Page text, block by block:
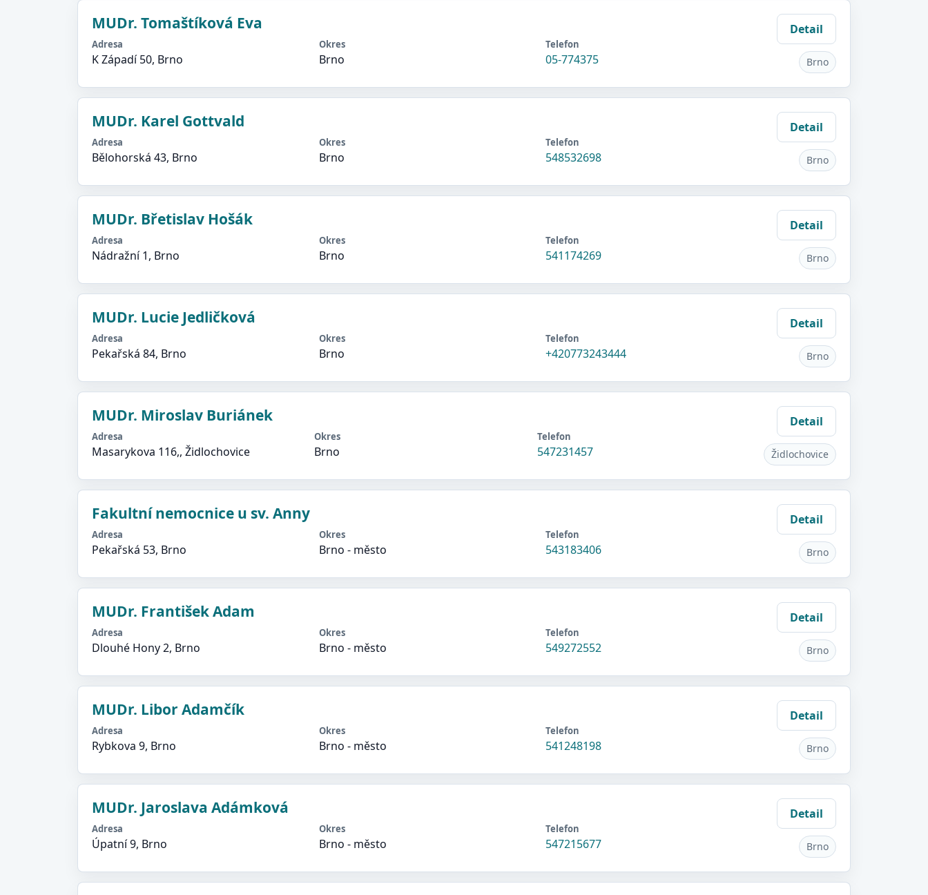
MUDr. Tomaštíková Eva
Adresa
K Západí 50, Brno
Okres
Brno
Telefon
05-774375
Detail
Brno
MUDr. Karel Gottvald
Adresa
Bělohorská 43, Brno
Okres
Brno
Telefon
548532698
Detail
Brno
MUDr. Břetislav Hošák
Adresa
Nádražní 1, Brno
Okres
Brno
Telefon
541174269
Detail
Brno
MUDr. Lucie Jedličková
Adresa
Pekařská 84, Brno
Okres
Brno
Telefon
+420773243444
Detail
Brno
MUDr. Miroslav Buriánek
Adresa
Masarykova 116,, Židlochovice
Okres
Brno
Telefon
547231457
Detail
Židlochovice
Fakultní nemocnice u sv. Anny
Adresa
Pekařská 53, Brno
Okres
Brno - město
Telefon
543183406
Detail
Brno
MUDr. František Adam
Adresa
Dlouhé Hony 2, Brno
Okres
Brno - město
Telefon
549272552
Detail
Brno
MUDr. Libor Adamčík
Adresa
Rybkova 9, Brno
Okres
Brno - město
Telefon
541248198
Detail
Brno
MUDr. Jaroslava Adámková
Adresa
Úpatní 9, Brno
Okres
Brno - město
Telefon
547215677
Detail
Brno